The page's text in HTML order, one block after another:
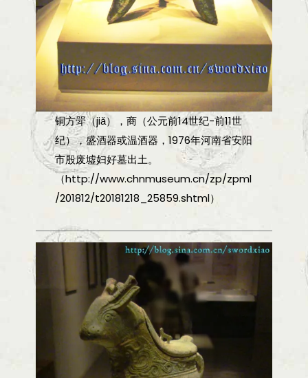
铜方斝（jiǎ），商（公元前14世纪-前11世
纪），盛酒器或温酒器，1976年河南省安阳
市殷废墟妇好墓出土。
（http://www.chnmuseum.cn/zp/zpml
/201812/t20181218_25859.shtml）